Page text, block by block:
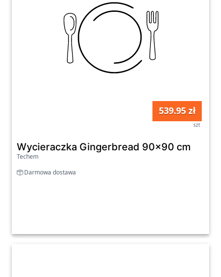
539.95 zł
szt
Wycieraczka Gingerbread 90x90 cm
Techem
Darmowa dostawa